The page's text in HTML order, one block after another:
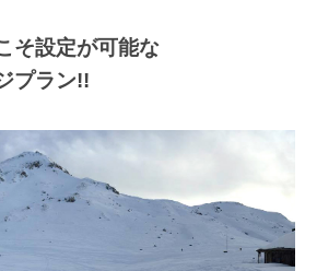
そ設定が可能な
プラン!!